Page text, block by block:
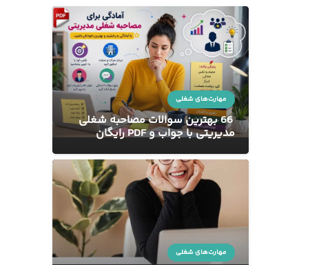
مهارت‌های شغلی
66 بهترین سوالات مصاحبه شغلی
مدیریتی با جواب و PDF رایگان
مهارت‌های شغلی